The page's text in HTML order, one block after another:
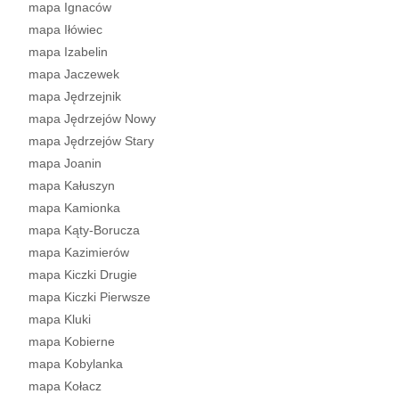
mapa Ignaców
mapa Iłówiec
mapa Izabelin
mapa Jaczewek
mapa Jędrzejnik
mapa Jędrzejów Nowy
mapa Jędrzejów Stary
mapa Joanin
mapa Kałuszyn
mapa Kamionka
mapa Kąty-Borucza
mapa Kazimierów
mapa Kiczki Drugie
mapa Kiczki Pierwsze
mapa Kluki
mapa Kobierne
mapa Kobylanka
mapa Kołacz